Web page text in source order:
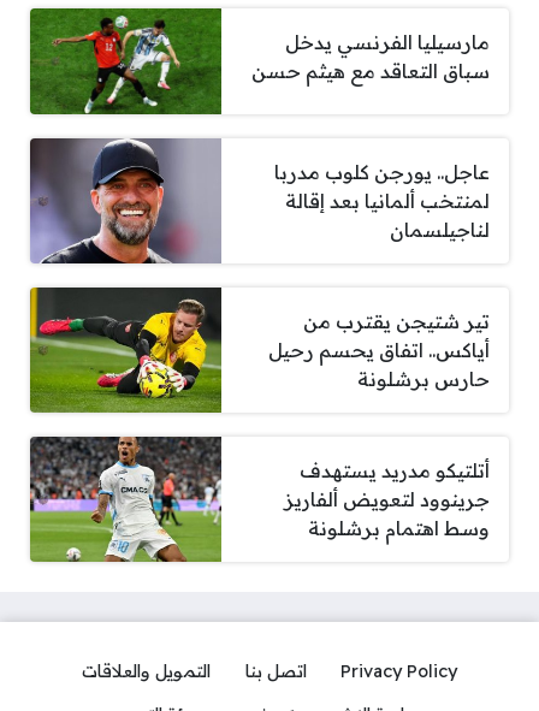
مارسيليا الفرنسي يدخل
سباق التعاقد مع هيثم حسن
عاجل.. يورجن كلوب مدربا
لمنتخب ألمانيا بعد إقالة
لناجيلسمان
تير شتيجن يقترب من
أياكس.. اتفاق يحسم رحيل
حارس برشلونة
أتلتيكو مدريد يستهدف
جرينوود لتعويض ألفاريز
وسط اهتمام برشلونة
Privacy Policy اتصل بنا
التمويل والعلاقات